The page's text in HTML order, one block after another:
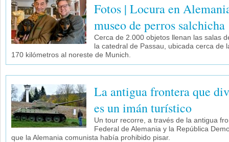
Fotos | Locura en
museo de perros salchicha
Cerca de 2.000 objetos llenan las salas
la catedral de Passau, ubicada cerca de
170 kilómetros al noreste de Munich.
La antigua frontera que
es un imán turístico
Un tour recorre, a través de la antigua
Federal de Alemania y la República
que la Alemania comunista había prohibido pisar.